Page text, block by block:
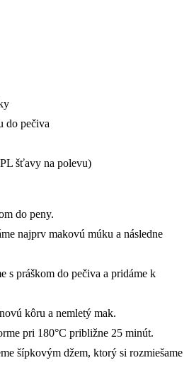
do pečiva
šťavy na polevu)
do peny.
najprv makovú múku a následne
s práškom do pečiva a pridáme k
kôru a nemletý mak.
pri 180°C približne 25 minút.
šípkovým džem, ktorý si rozmiešame